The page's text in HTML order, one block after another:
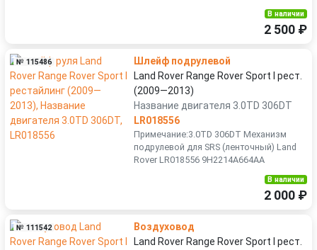
В наличии
2 500 ₽
№ 115486
Шлейф подрулевой
Land Rover Range Rover Sport I рест.
(2009—2013)
Название двигателя 3.0TD 306DT
LR018556
Примечание:3.0TD 306DT Механизм
подрулевой для SRS (ленточный) Land
Rover LR018556 9H2214A664AA
В наличии
2 000 ₽
№ 111542
Воздуховод
Land Rover Range Rover Sport I рест.